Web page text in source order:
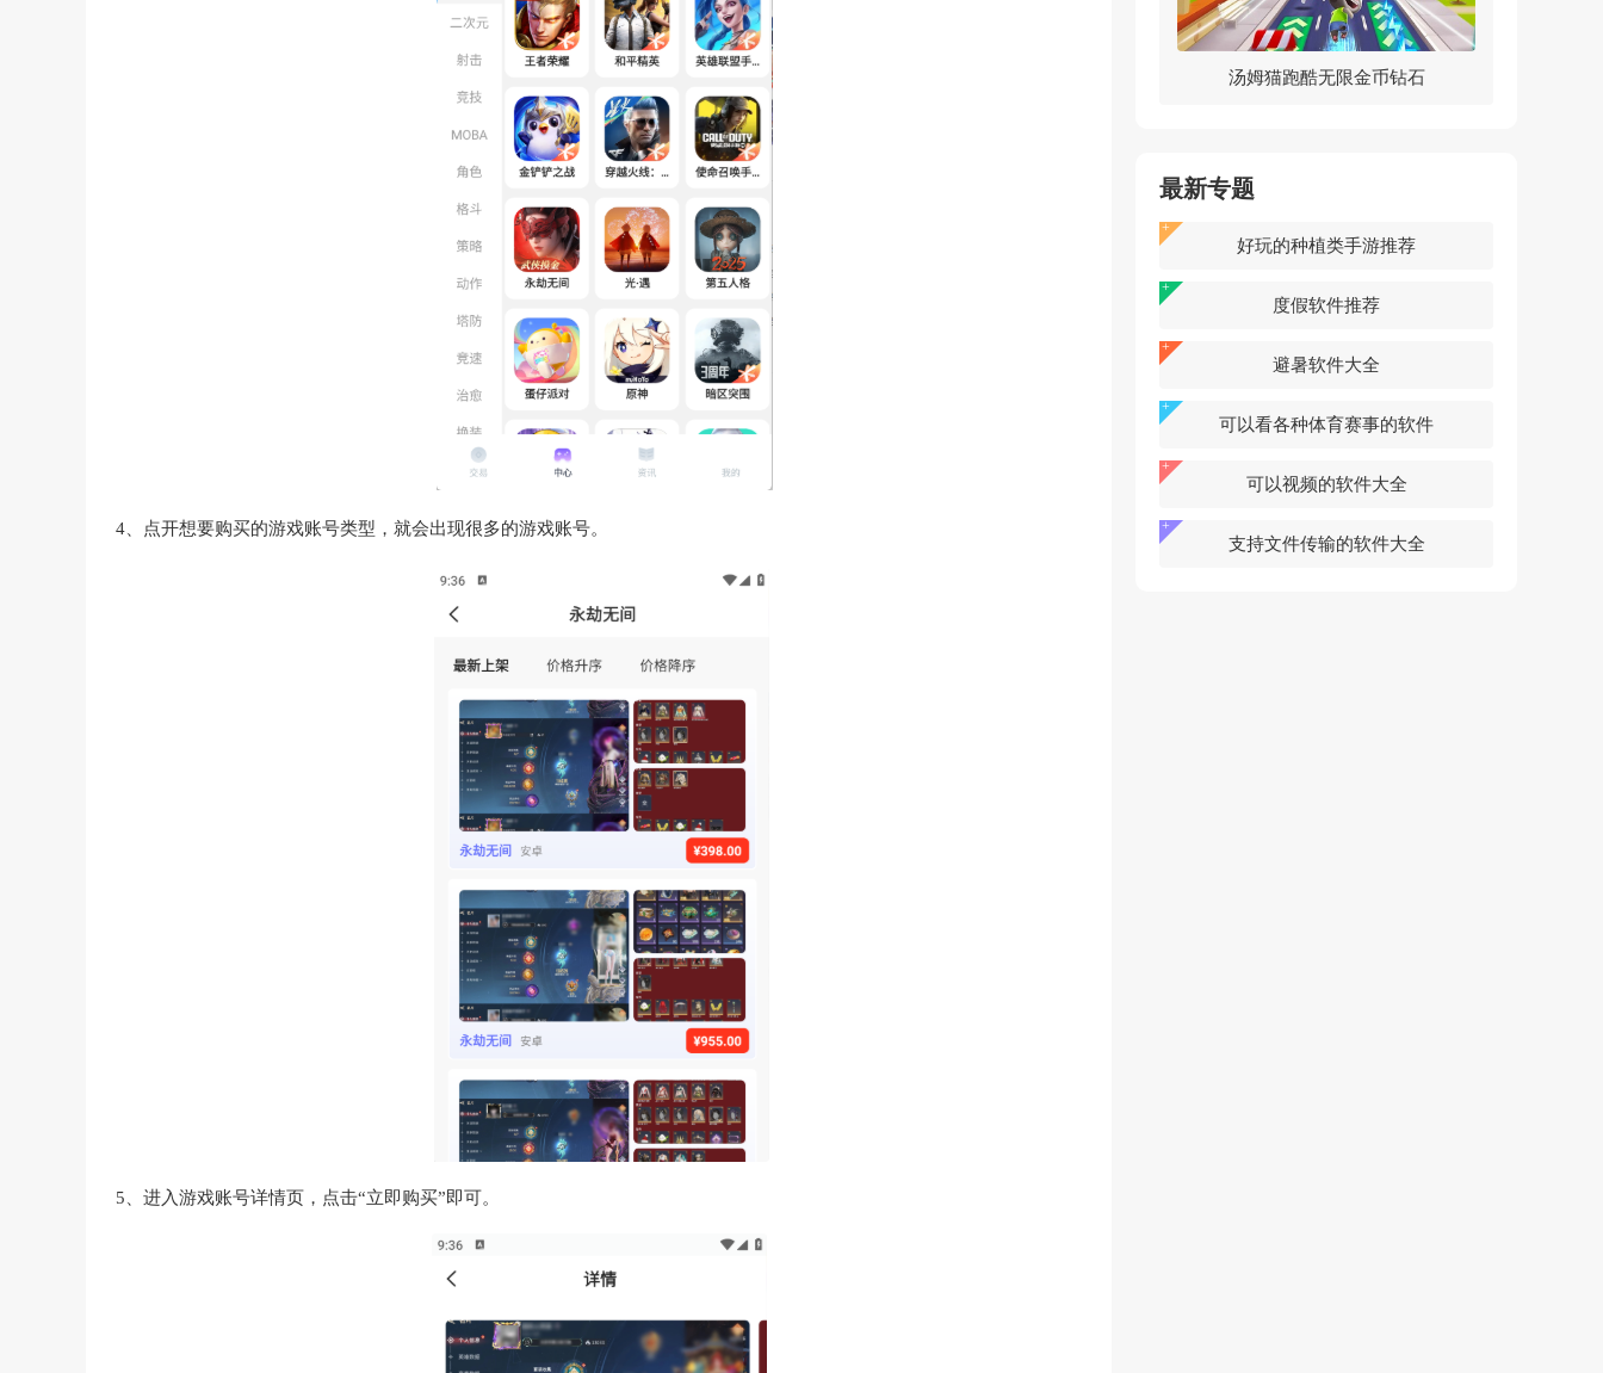
4、点开想要购买的游戏账号类型，就会出现很多的游戏账号。
5、进入游戏账号详情页，点击“立即购买”即可。
汤姆猫跑酷无限金币钻石
最新专题
好玩的种植类手游推荐
度假软件推荐
避暑软件大全
可以看各种体育赛事的软件
可以视频的软件大全
支持文件传输的软件大全